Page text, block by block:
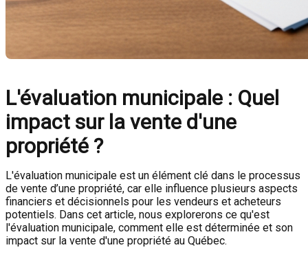
L'évaluation municipale : Quel
impact sur la vente d'une
propriété ?
L'évaluation municipale est un élément clé dans le processus
de vente d’une propriété, car elle influence plusieurs aspects
financiers et décisionnels pour les vendeurs et acheteurs
potentiels. Dans cet article, nous explorerons ce qu'est
l'évaluation municipale, comment elle est déterminée et son
impact sur la vente d'une propriété au Québec.